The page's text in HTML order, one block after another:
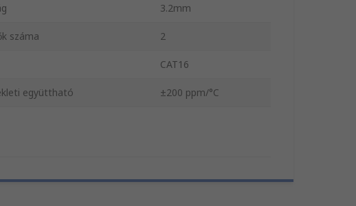
3.2mm
száma 2
CAT16
együttható ±200 ppm/°C